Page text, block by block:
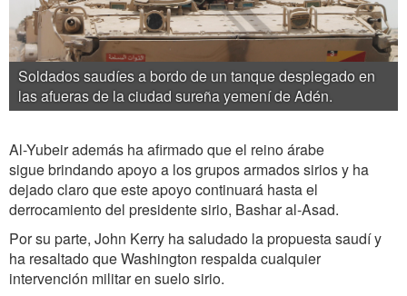
Soldados saudíes a bordo de un tanque desplegado en
las afueras de la ciudad sureña yemení de Adén.
Al-Yubeir además ha afirmado que el reino árabe
sigue brindando apoyo a los grupos armados sirios y ha
dejado claro que este apoyo continuará hasta el
derrocamiento del presidente sirio, Bashar al-Asad.
Por su parte, John Kerry ha saludado la propuesta saudí y
ha resaltado que Washington respalda cualquier
intervención militar en suelo sirio.